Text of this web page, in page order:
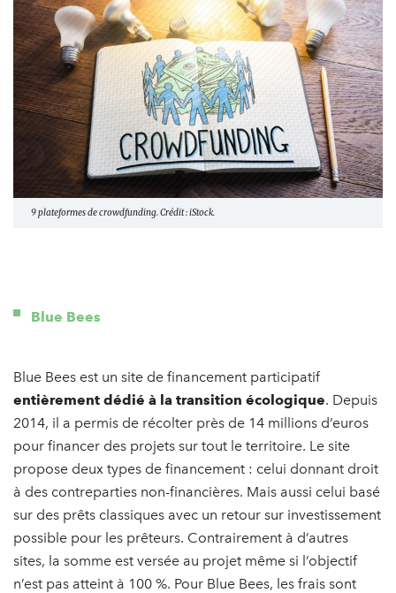
9 plateformes de crowdfunding. Crédit : iStock.
Blue Bees
Blue Bees est un site de financement participatif
entièrement dédié à la transition écologique. Depuis
2014, il a permis de récolter près de 14 millions d’euros
pour financer des projets sur tout le territoire. Le site
propose deux types de financement : celui donnant droit
à des contreparties non-financières. Mais aussi celui basé
sur des prêts classiques avec un retour sur investissement
possible pour les prêteurs. Contrairement à d’autres
sites, la somme est versée au projet même si l’objectif
n’est pas atteint à 100 %. Pour Blue Bees, les frais sont